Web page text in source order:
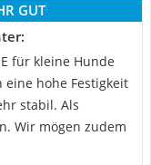
GUT
für kleine Hunde
hohe Festigkeit
stabil. Als
Wir mögen zudem